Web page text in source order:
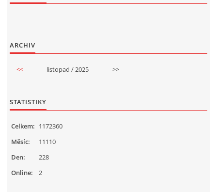
ARCHIV
<< listopad / 2025 >>
STATISTIKY
Online: 2
Celkem: 1172360
Měsíc:
11110
Den:
228